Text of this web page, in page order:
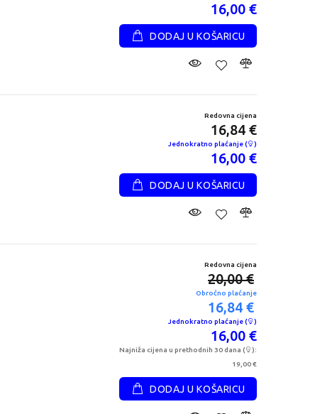
16,00 €
DODAJ U KOŠARICU
Redovna cijena
16,84 €
Jednokratno plaćanje ( )
16,00 €
DODAJ U KOŠARICU
Redovna cijena
20,00 €
Obročno plaćanje
16,84 €
Jednokratno plaćanje ( )
16,00 €
Najniža cijena u prethodnih 30 dana (
):
19,00 €
DODAJ U KOŠARICU